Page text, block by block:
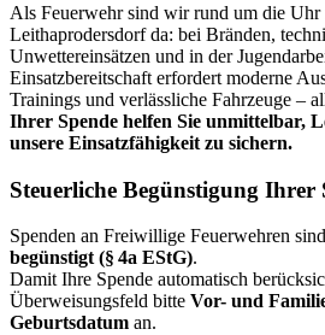
Als Feuerwehr sind wir rund um die
Leithaprodersdorf da: bei Bränden,
Unwettereinsätzen und in der
Einsatzbereitschaft erfordert moderne
Trainings und verlässliche Fahrzeuge –
Ihrer Spende helfen Sie unmittelbar,
unsere Einsatzfähigkeit zu sichern.
Steuerliche Begünstigung Ihrer
Spenden an Freiwillige Feuerwehren
begünstigt (§ 4a EStG).
Damit Ihre Spende automatisch
Überweisungsfeld bitte Vor- und
Geburtsdatum an.